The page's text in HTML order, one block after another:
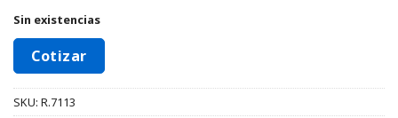
Sin existencias
Cotizar
SKU: R.7113